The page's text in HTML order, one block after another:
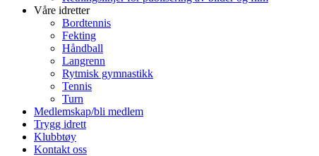
Våre idretter
Bordtennis
Fekting
Håndball
Langrenn
Rytmisk gymnastikk
Tennis
Turn
Medlemskap/bli medlem
Trygg idrett
Klubbtøy
Kontakt oss